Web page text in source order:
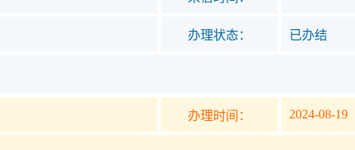
办理状态： 已办结
办理时间： 2024-08-19